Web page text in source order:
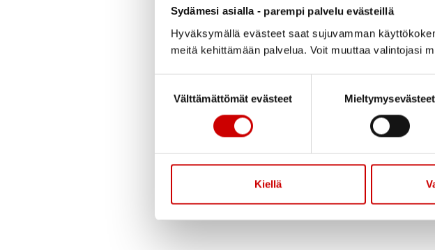
Sydämesi asialla - parempi palvelu evästeillä
Hyväksymällä evästeet saat sujuvamman
meitä kehittämään palvelua. Voit muuttaa valintojasi
Välttämättömät evästeet
Mieltymysevästeet
Kiellä
0407188197
Tuula
Yhdistyksen
0407078279